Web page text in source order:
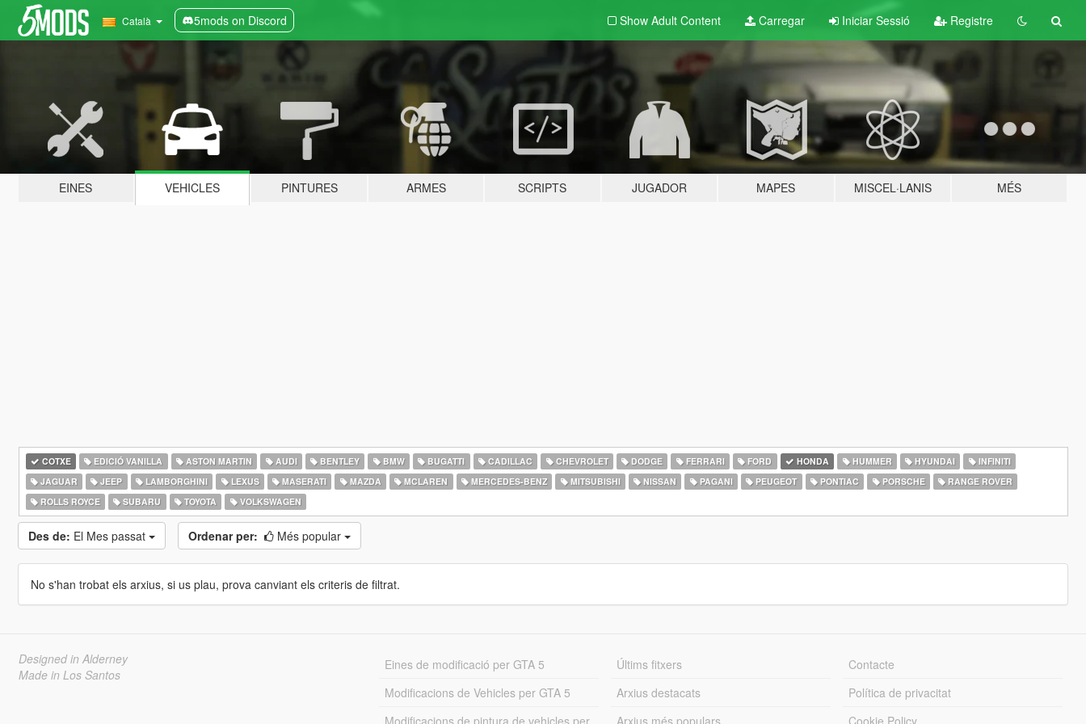
Català 5mods on Discord Show Adult Content Carregar Iniciar Sessió Registre
EINES VEHICLES PINTURES ARMES SCRIPTS JUGADOR MAPES MISCEL·LANIS MÉS
COTXE EDICIÓ VANILLA ASTON MARTIN AUDI BENTLEY BMW BUGATTI CADILLAC CHEVROLET DODGE FERRARI FORD HONDA HUMMER HYUNDAI
INFINITI
JAGUAR
JEEP LAMBORGHINI LEXUS MASERATI MAZDA MCLAREN MERCEDES-BENZ MITSUBISHI NISSAN PAGANI PEUGEOT PONTIAC PORSCHE
RANGE ROVER
ROLLS ROYCE
SUBARU TOYOTA VOLKSWAGEN
Des de: El Mes passat Ordenar per: Més popular
No s'han trobat els arxius, si us plau, prova canviant els criteris de filtrat.
Designed in Alderney
Made in Los Santos
Eines de modificació per GTA 5
Modificacions de Vehicles per GTA 5
Modificacions de pintura de vehicles per
Últims fitxers
Arxius destacats
Arxius més populars
Contacte
Política de privacitat
Cookie Policy